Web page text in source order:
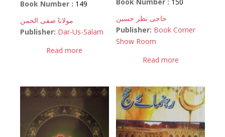
Book Number : 149
مولانا صفی الحمن
Publisher: Dar-Us-Salam
Read more
حاجی نظر حسین
Publisher: Book Corner
Show Room
Read more